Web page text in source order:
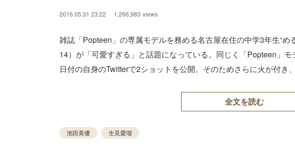
2016.05.31 23:22 1,266,983 views
雑誌「Popteen」の専属モデルを務める名古屋在住の中学3年生“め
14）が「可愛すぎる」と話題になっている。同じく「Popteen」モ
日付の自身のTwitterで2ショットを公開。そのためさらに火が付き
全文を読む
池田美優 生見愛瑠